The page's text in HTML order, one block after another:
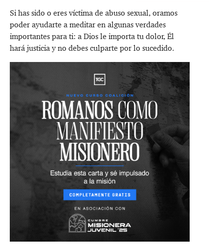
Si has sido o eres víctima de abuso sexual, oramos
poder ayudarte a meditar en algunas verdades
importantes para ti: a Dios le importa tu dolor, Él
hará justicia y no debes culparte por lo sucedido.